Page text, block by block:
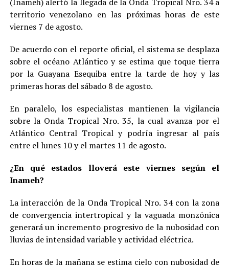
territorio venezolano en las próximas horas de este
viernes 7 de agosto.
De acuerdo con el reporte oficial, el sistema se desplaza
sobre el océano Atlántico y se estima que toque tierra
por la Guayana Esequiba entre la tarde de hoy y las
primeras horas del sábado 8 de agosto.
En paralelo, los especialistas mantienen la vigilancia
sobre la Onda Tropical Nro. 35, la cual avanza por el
Atlántico Central Tropical y podría ingresar al país
entre el lunes 10 y el martes 11 de agosto.
¿En qué estados lloverá este viernes según el
Inameh?
La interacción de la Onda Tropical Nro. 34 con la zona
de convergencia intertropical y la vaguada monzónica
generará un incremento progresivo de la nubosidad con
lluvias de intensidad variable y actividad eléctrica.
En horas de la mañana se estima cielo con nubosidad de